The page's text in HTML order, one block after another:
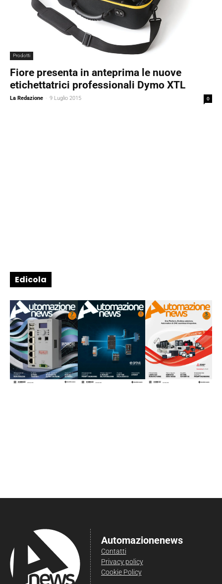
Prodotti
Fiore presenta in anteprima le nuove
etichettatrici professionali Dymo XTL
La Redazione - 9 Luglio 2015 0
Edicola
Automazionenews
Contatti
Privacy policy
Cookie Policy